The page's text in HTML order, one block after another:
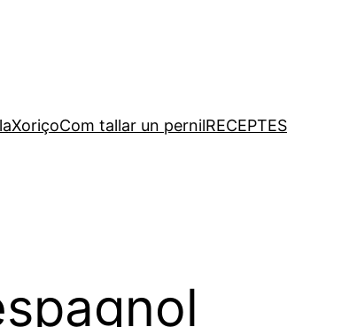
XoriçoCom tallar un pernilRECEPTES